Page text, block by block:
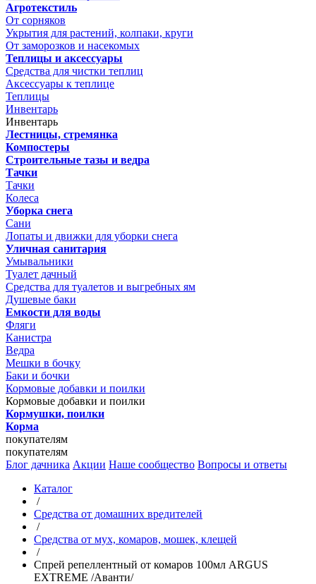
Агротекстиль
От сорняков
Укрытия для растений, колпаки, круги
От заморозков и насекомых
Теплицы и аксессуары
Средства для чистки теплиц
Аксессуары к теплице
Теплицы
Инвентарь
Инвентарь
Лестницы, стремянка
Компостеры
Строительные тазы и ведра
Тачки
Тачки
Колеса
Уборка снега
Сани
Лопаты и движки для уборки снега
Уличная санитария
Умывальники
Туалет дачный
Средства для туалетов и выгребных ям
Душевые баки
Емкости для воды
Фляги
Канистра
Ведра
Мешки в бочку
Баки и бочки
Кормовые добавки и поилки
Кормовые добавки и поилки
Кормушки, поилки
Корма
покупателям
покупателям
Блог дачника Акции Наше сообщество Вопросы и ответы
Каталог
/
Средства от домашних вредителей
/
Средства от мух, комаров, мошек, клещей
/
Спрей репеллентный от комаров 100мл ARGUS
EXTREME /Аванти/